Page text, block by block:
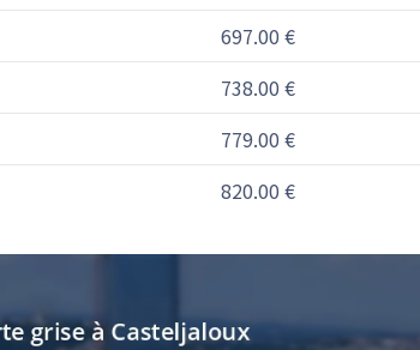
697.00 €
738.00 €
779.00 €
820.00 €